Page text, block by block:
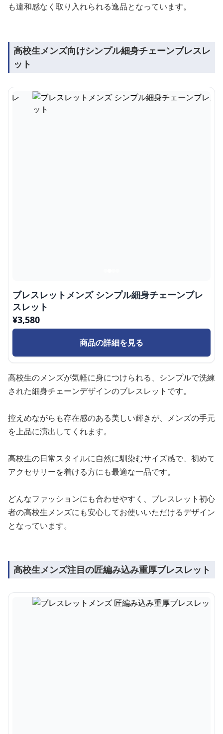
も違和感なく取り入れられる逸品となっています。
高校生メンズ向けシンプル細身チェーンブレスレ
ット
ブレスレットメンズ シンプル細身チェーンブレ
スレット
¥3,580
商品の詳細を見る
高校生のメンズが気軽に身につけられる、シンプルで洗練
された細身チェーンデザインのブレスレットです。
控えめながらも存在感のある美しい輝きが、メンズの手元
を上品に演出してくれます。
高校生の日常スタイルに自然に馴染むサイズ感で、初めて
アクセサリーを着ける方にも最適な一品です。
どんなファッションにも合わせやすく、ブレスレット初心
者の高校生メンズにも安心してお使いいただけるデザイン
となっています。
高校生メンズ注目の匠編み込み重厚ブレスレット